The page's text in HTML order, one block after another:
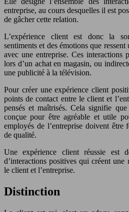
entreprise, au cours desquelles il est
de gâcher cette relation.
L’expérience client est donc la
sentiments et des émotions que
avec une entreprise. Ces interactions
lors d’un achat en magasin, ou
une publicité à la télévision.
Pour créer une expérience client
points de contact entre le client et
pensés et maîtrisés. Cela signifie
conçue pour être agréable et utile
employés de l’entreprise doivent
de qualité.
Une expérience client réussie est
d’interactions positives qui créent
le client et l’entreprise.
Distinction